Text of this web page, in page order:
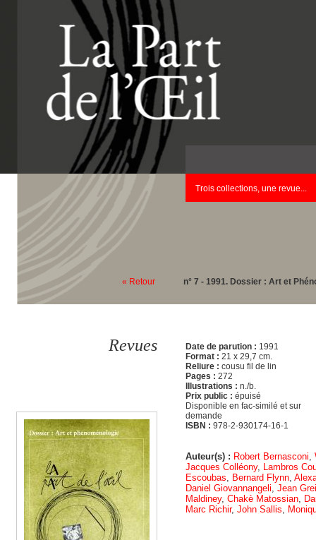
Trois collections, une revue...
« Retour n° 7 - 1991. Dossier : Art et
Revues Date de parution : 1991
Format : 21 x 29,7 cm.
Reliure : cousu fil de lin
Pages : 272
Illustrations : n./b.
Prix public : épuisé
Disponible en fac-similé et sur
demande
ISBN : 978-2-930174-16-1
Auteur(s) : Robert Bernasconi,
Jacques Colléony, Lambros
Escoubas, Bernard Flynn,
Daniel Giovannangeli, Jean
Maldiney, Chakè Matossian,
Marc Richir, John Sallis,